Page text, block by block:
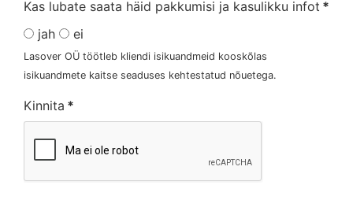
Kas lubate saata häid pakkumisi ja kasulikku infot *
jah
ei
Lasover OÜ töötleb kliendi isikuandmeid kooskõlas
isikuandmete kaitse seaduses kehtestatud nõuetega.
Kinnita *